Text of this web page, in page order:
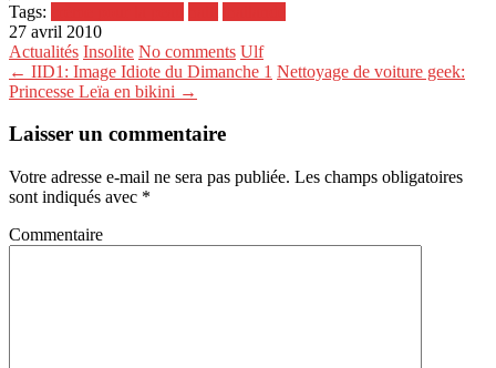
Tags:
27 avril 2010
Actualités Insolite No comments Ulf
← IID1: Image Idiote du Dimanche 1 Nettoyage de voiture geek:
Princesse Leïa en bikini →
Laisser un commentaire
Votre adresse e-mail ne sera pas publiée. Les champs obligatoires
sont indiqués avec *
Commentaire